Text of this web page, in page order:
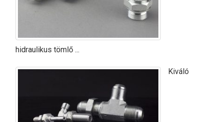
hidraulikus tömlő ...
Kiváló